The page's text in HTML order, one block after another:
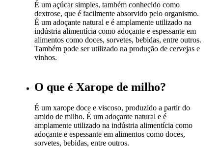
É um açúcar simples, também conhecido como
dextrose, que é facilmente absorvido pelo organismo.
É um adoçante natural e é amplamente utilizado na
indústria alimentícia como adoçante e espessante em
alimentos como doces, sorvetes, bebidas, entre outros.
Também pode ser utilizado na produção de cervejas e
vinhos.
O que é Xarope de milho?
É um xarope doce e viscoso, produzido a partir do
amido de milho. É um adoçante natural e é
amplamente utilizado na indústria alimentícia como
adoçante e espessante em alimentos como doces,
sorvetes, bebidas, entre outros.